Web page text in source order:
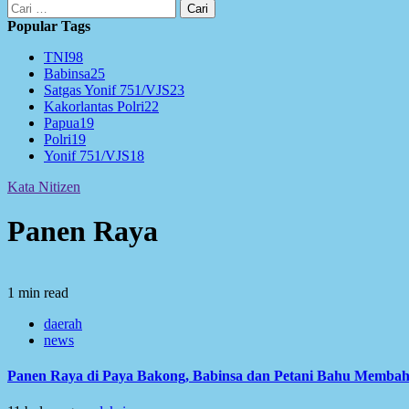
Cari
untuk:
Popular Tags
TNI98
Babinsa25
Satgas Yonif 751/VJS23
Kakorlantas Polri22
Papua19
Polri19
Yonif 751/VJS18
Kata Nitizen
Panen Raya
1 min read
daerah
news
Panen Raya di Paya Bakong, Babinsa dan Petani Bahu